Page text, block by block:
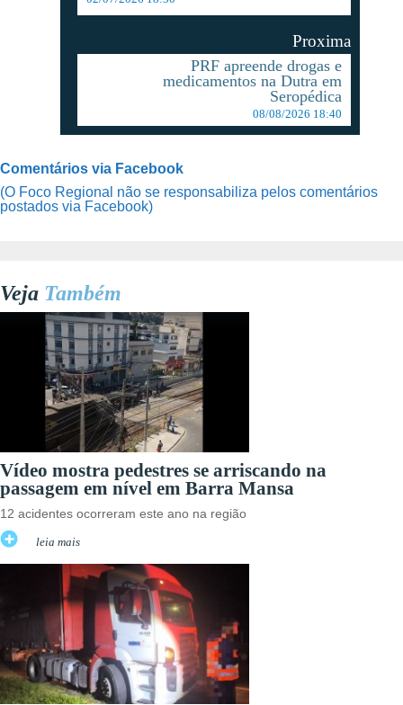
Proxima
PRF apreende drogas e
medicamentos na Dutra em
Seropédica
08/08/2026 18:40
Comentários via Facebook
(O Foco Regional não se responsabiliza pelos comentários
postados via Facebook)
Veja Também
Vídeo mostra pedestres se arriscando na
passagem em nível em Barra Mansa
12 acidentes ocorreram este ano na região
leia mais